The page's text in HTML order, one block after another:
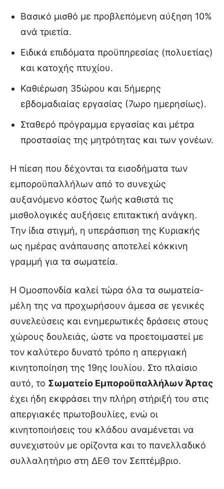
Βασικό μισθό με προβλεπόμενη αύξηση 10%
ανά τριετία.
Ειδικά επιδόματα προϋπηρεσίας (πολυετίας)
και κατοχής πτυχίου.
Καθιέρωση 35ώρου και 5ήμερης
εβδομαδιαίας εργασίας (7ωρο ημερησίως).
Σταθερό πρόγραμμα εργασίας και μέτρα
προστασίας της μητρότητας και των γονέων.
Η πίεση που δέχονται τα εισοδήματα των
εμποροϋπαλλήλων από το συνεχώς
αυξανόμενο κόστος ζωής καθιστά τις
μισθολογικές αυξήσεις επιτακτική ανάγκη.
Την ίδια στιγμή, η υπεράσπιση της Κυριακής
ως ημέρας ανάπαυσης αποτελεί κόκκινη
γραμμή για τα σωματεία.
Η Ομοσπονδία καλεί τώρα όλα τα σωματεία-
μέλη της να προχωρήσουν άμεσα σε γενικές
συνελεύσεις και ενημερωτικές δράσεις στους
χώρους δουλειάς, ώστε να προετοιμαστεί με
τον καλύτερο δυνατό τρόπο η απεργιακή
κινητοποίηση της 19ης Ιουλίου. Στο πλαίσιο
αυτό, το Σωματείο Εμποροϋπαλλήλων Άρτας
έχει ήδη εκφράσει την πλήρη στήριξή του στις
απεργιακές πρωτοβουλίες, ενώ οι
κινητοποιήσεις του κλάδου αναμένεται να
συνεχιστούν με ορίζοντα και το πανελλαδικό
συλλαλητήριο στη ΔΕΘ τον Σεπτέμβριο.